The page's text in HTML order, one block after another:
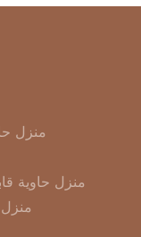
منزل
منزل حاوية